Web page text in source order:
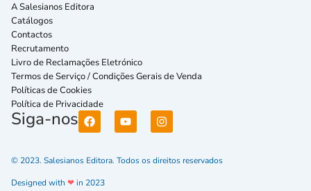
A Salesianos Editora
Catálogos
Contactos
Recrutamento
Livro de Reclamações Eletrónico
Termos de Serviço / Condições Gerais de Venda
Políticas de Cookies
Política de Privacidade
Siga-nos
© 2023. Salesianos Editora. Todos os direitos reservados
Designed with ❤in 2023